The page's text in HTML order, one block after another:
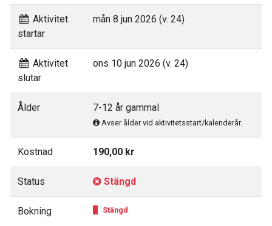
Aktivitet
startar
mån 8 jun 2026 (v. 24)
Aktivitet
slutar
ons 10 jun 2026 (v. 24)
Ålder 7-12 år gammal
Avser ålder vid aktivitetsstart/kalenderår.
Kostnad 190,00 kr
Status Stängd
Bokning Stängd